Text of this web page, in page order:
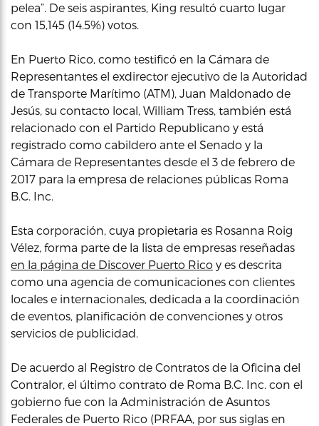
pelea”. De seis aspirantes, King resultó cuarto lugar
con 15,145 (14.5%) votos.
En Puerto Rico, como testificó en la Cámara de
Representantes el exdirector ejecutivo de la Autoridad
de Transporte Marítimo (ATM), Juan Maldonado de
Jesús, su contacto local, William Tress, también está
relacionado con el Partido Republicano y está
registrado como cabildero ante el Senado y la
Cámara de Representantes desde el 3 de febrero de
2017 para la empresa de relaciones públicas Roma
B.C. Inc.
Esta corporación, cuya propietaria es Rosanna Roig
Vélez, forma parte de la lista de empresas reseñadas
en la página de Discover Puerto Rico y es descrita
como una agencia de comunicaciones con clientes
locales e internacionales, dedicada a la coordinación
de eventos, planificación de convenciones y otros
servicios de publicidad.
De acuerdo al Registro de Contratos de la Oficina del
Contralor, el último contrato de Roma B.C. Inc. con el
gobierno fue con la Administración de Asuntos
Federales de Puerto Rico (PRFAA, por sus siglas en